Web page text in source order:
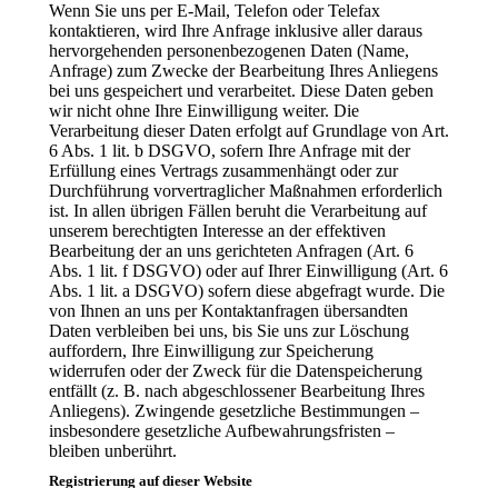
Wenn Sie uns per E-Mail, Telefon oder Telefax
kontaktieren, wird Ihre Anfrage inklusive aller daraus
hervorgehenden personenbezogenen Daten (Name,
Anfrage) zum Zwecke der Bearbeitung Ihres Anliegens
bei uns gespeichert und verarbeitet. Diese Daten geben
wir nicht ohne Ihre Einwilligung weiter. Die
Verarbeitung dieser Daten erfolgt auf Grundlage von Art.
6 Abs. 1 lit. b DSGVO, sofern Ihre Anfrage mit der
Erfüllung eines Vertrags zusammenhängt oder zur
Durchführung vorvertraglicher Maßnahmen erforderlich
ist. In allen übrigen Fällen beruht die Verarbeitung auf
unserem berechtigten Interesse an der effektiven
Bearbeitung der an uns gerichteten Anfragen (Art. 6
Abs. 1 lit. f DSGVO) oder auf Ihrer Einwilligung (Art. 6
Abs. 1 lit. a DSGVO) sofern diese abgefragt wurde. Die
von Ihnen an uns per Kontaktanfragen übersandten
Daten verbleiben bei uns, bis Sie uns zur Löschung
auffordern, Ihre Einwilligung zur Speicherung
widerrufen oder der Zweck für die Datenspeicherung
entfällt (z. B. nach abgeschlossener Bearbeitung Ihres
Anliegens). Zwingende gesetzliche Bestimmungen –
insbesondere gesetzliche Aufbewahrungsfristen –
bleiben unberührt.
Registrierung auf dieser Website